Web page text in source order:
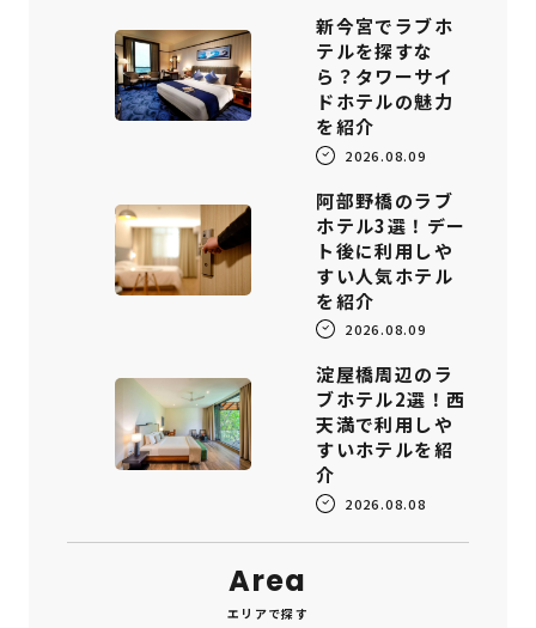
新今宮でラブホ
テルを探すな
ら？タワーサイ
ドホテルの魅力
を紹介
2026.08.09
阿部野橋のラブ
ホテル3選！デー
ト後に利用しや
すい人気ホテル
を紹介
2026.08.09
淀屋橋周辺のラ
ブホテル2選！西
天満で利用しや
すいホテルを紹
介
2026.08.08
Area
エリアで探す